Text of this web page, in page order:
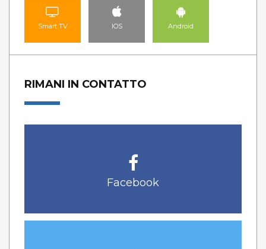
Smart TV IOS Android
RIMANI IN CONTATTO
Facebook